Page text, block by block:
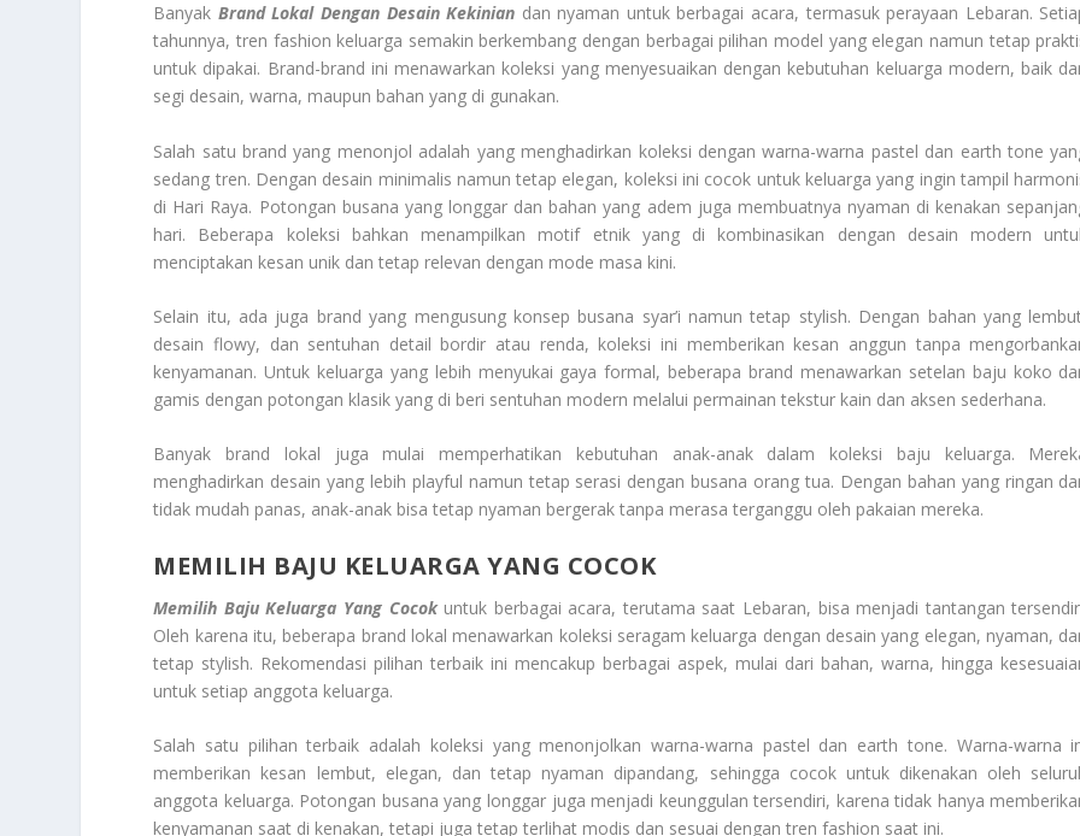
Banyak Brand Lokal Dengan Desain Kekinian dan nyaman untuk berbagai acara, termasuk perayaan Lebaran.
tahunnya, tren fashion keluarga semakin berkembang dengan berbagai pilihan model yang elegan namun tetap
untuk dipakai. Brand-brand ini menawarkan koleksi yang menyesuaikan dengan kebutuhan keluarga modern, baik
segi desain, warna, maupun bahan yang di gunakan.
Salah satu brand yang menonjol adalah yang menghadirkan koleksi dengan warna-warna pastel dan earth tone
sedang tren. Dengan desain minimalis namun tetap elegan, koleksi ini cocok untuk keluarga yang ingin tampil
di Hari Raya. Potongan busana yang longgar dan bahan yang adem juga membuatnya nyaman di kenakan
hari. Beberapa koleksi bahkan menampilkan motif etnik yang di kombinasikan dengan desain modern
menciptakan kesan unik dan tetap relevan dengan mode masa kini.
Selain itu, ada juga brand yang mengusung konsep busana syar’i namun tetap stylish. Dengan bahan yang
desain flowy, dan sentuhan detail bordir atau renda, koleksi ini memberikan kesan anggun tanpa
kenyamanan. Untuk keluarga yang lebih menyukai gaya formal, beberapa brand menawarkan setelan baju koko
gamis dengan potongan klasik yang di beri sentuhan modern melalui permainan tekstur kain dan aksen sederhana.
Banyak brand lokal juga mulai memperhatikan kebutuhan anak-anak dalam koleksi baju keluarga.
menghadirkan desain yang lebih playful namun tetap serasi dengan busana orang tua. Dengan bahan yang ringan
tidak mudah panas, anak-anak bisa tetap nyaman bergerak tanpa merasa terganggu oleh pakaian mereka.
MEMILIH BAJU KELUARGA YANG COCOK
Memilih Baju Keluarga Yang Cocokuntuk berbagai acara, terutama saat Lebaran, bisa menjadi tantangan
Oleh karena itu, beberapa brand lokal menawarkan koleksi seragam keluarga dengan desain yang elegan, nyaman,
tetap stylish. Rekomendasi pilihan terbaik ini mencakup berbagai aspek, mulai dari bahan, warna, hingga
untuk setiap anggota keluarga.
Salah satu pilihan terbaik adalah koleksi yang menonjolkan warna-warna pastel dan earth tone. Warna-warna
memberikan kesan lembut, elegan, dan tetap nyaman dipandang, sehingga cocok untuk dikenakan oleh
anggota keluarga. Potongan busana yang longgar juga menjadi keunggulan tersendiri, karena tidak hanya
kenyamanan saat di kenakan, tetapi juga tetap terlihat modis dan sesuai dengan tren fashion saat ini.